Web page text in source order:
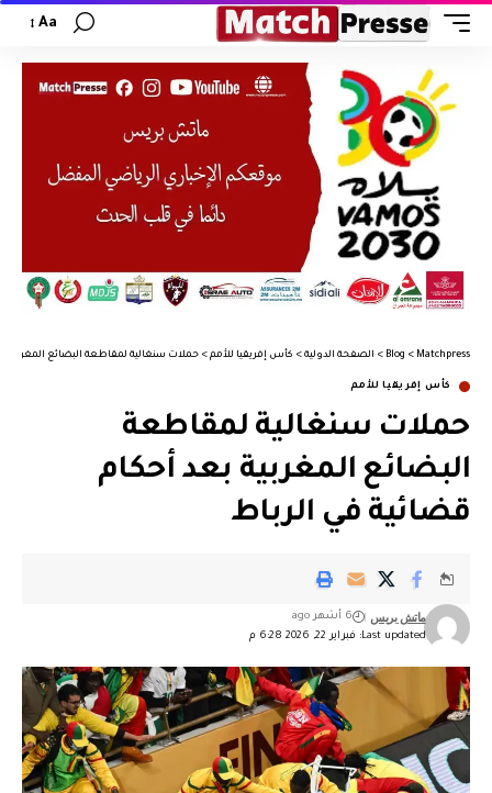
Aa
Matchpress
>
Blog
> الصفحة الدولية > كأس إفريقيا للأمم > حملات سنغالية لمقاطعة البضائع المغربية
كأس إفريقيا للأمم
حملات سنغالية لمقاطعة
البضائع المغربية بعد أحكام
قضائية في الرباط
Last updated: فبراير 22, 2026 6:28 م
ماتش بريس 6 أشهر ago